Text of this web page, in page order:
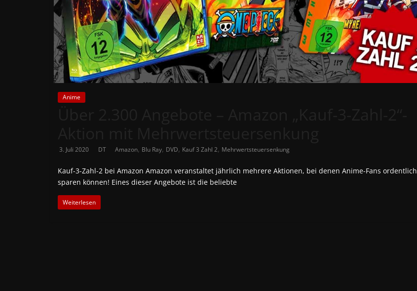
News
Auf
Phanimenal
findest
du
die
aktuellsten
Japan
Deutschland
Anime
3. Juli 2020 DT Amazon, Blu Ray, DVD, Kauf 3 Zahl 2, Mehrwertsteuersenkung
Kauf-3-Zahl-2 bei Amazon Amazon veranstaltet jährlich mehrere Aktionen, bei denen Anime-Fans ordentlich
sparen können! Eines dieser Angebote ist die beliebte
Weiterlesen